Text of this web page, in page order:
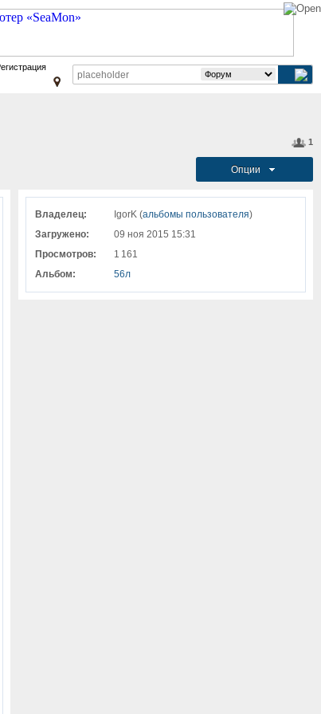
1
Опции
Владелец: IgorK (альбомы пользователя)
Загружено:
09 ноя 2015 15:31
Просмотров:
1 161
Альбом:
56л